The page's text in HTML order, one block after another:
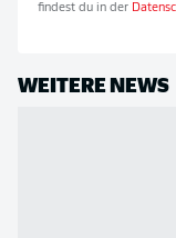
findest du in der
WEITERE NEWS